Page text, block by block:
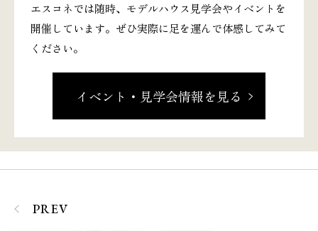
エスコネでは随時、モデルハウス見学会やイベントを
開催しています。ぜひ実際に足を運んで体感してみて
ください。
イベント・見学会情報を見る
PREV